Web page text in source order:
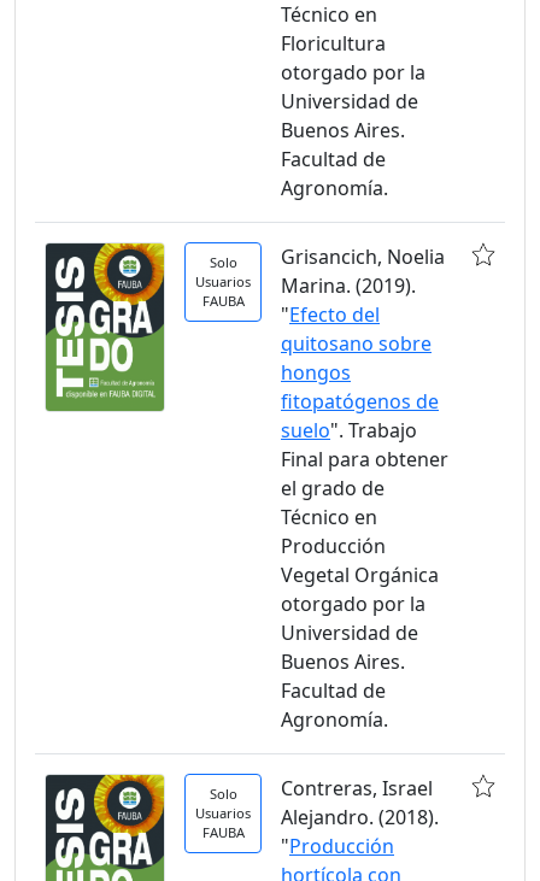
Técnico en
Floricultura
otorgado por la
Universidad de
Buenos Aires.
Facultad de
Agronomía.
Solo
Usuarios
FAUBA
Grisancich, Noelia
Marina. (2019).
"Efecto del
quitosano sobre
hongos
fitopatógenos de
suelo". Trabajo
Final para obtener
el grado de
Técnico en
Producción
Vegetal Orgánica
otorgado por la
Universidad de
Buenos Aires.
Facultad de
Agronomía.
Solo
Usuarios
FAUBA
Contreras, Israel
Alejandro. (2018).
"Producción
hortícola con